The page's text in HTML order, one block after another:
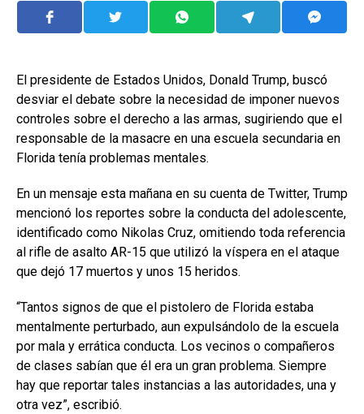
El presidente de Estados Unidos, Donald Trump, buscó
desviar el debate sobre la necesidad de imponer nuevos
controles sobre el derecho a las armas, sugiriendo que el
responsable de la masacre en una escuela secundaria en
Florida tenía problemas mentales.
En un mensaje esta mañana en su cuenta de Twitter, Trump
mencionó los reportes sobre la conducta del adolescente,
identificado como Nikolas Cruz, omitiendo toda referencia
al rifle de asalto AR-15 que utilizó la víspera en el ataque
que dejó 17 muertos y unos 15 heridos.
“Tantos signos de que el pistolero de Florida estaba
mentalmente perturbado, aun expulsándolo de la escuela
por mala y errática conducta. Los vecinos o compañeros
de clases sabían que él era un gran problema. Siempre
hay que reportar tales instancias a las autoridades, una y
otra vez”, escribió.